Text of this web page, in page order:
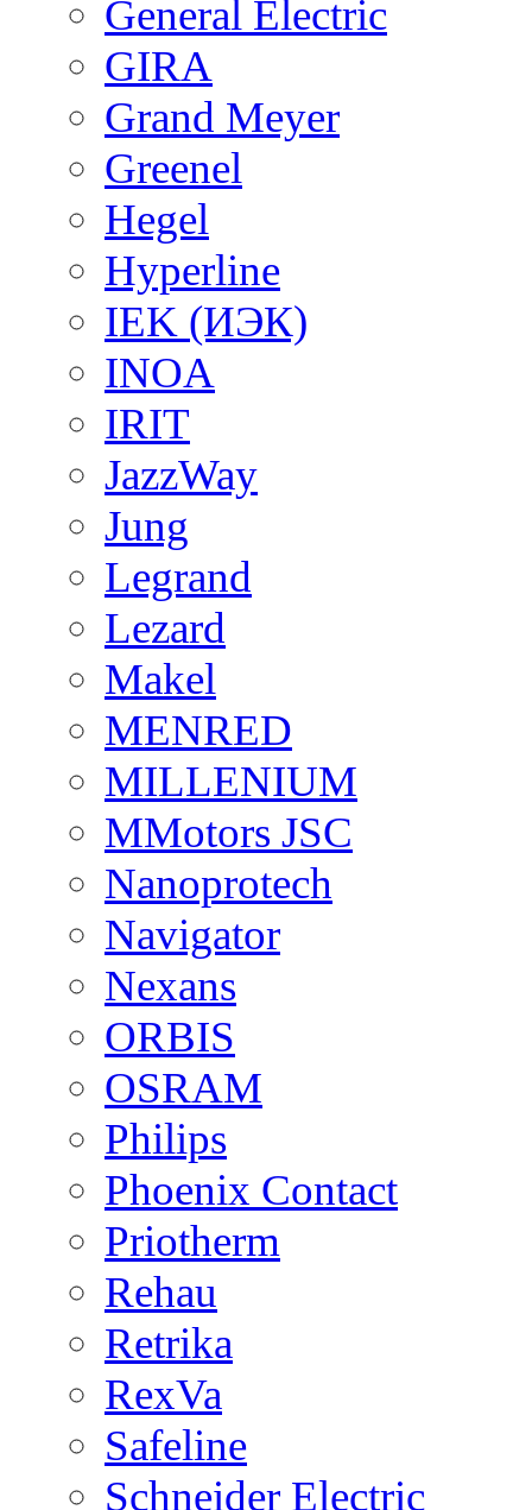
General Electric
GIRA
Grand Meyer
Greenel
Hegel
Hyperline
IEK (ИЭК)
INOA
IRIT
JazzWay
Jung
Legrand
Lezard
Makel
MENRED
MILLENIUM
MMotors JSC
Nanoprotech
Navigator
Nexans
ORBIS
OSRAM
Philips
Phoenix Contact
Priotherm
Rehau
Retrika
RexVa
Safeline
Schneider Electric